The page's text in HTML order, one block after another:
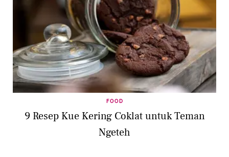
FOOD
9 Resep Kue Kering Coklat untuk Teman
Ngeteh